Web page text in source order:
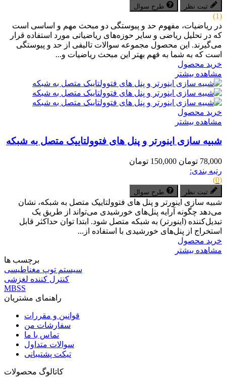
ثبت نظر طرح سوال
(1)
در ریاضیات، مفهوم حد و پیوستگی دو مبحث مهم و اساسی است
که در تحلیل ریاضی و سایر حوزه‌های ریاضیاتی مورد استفاده قرار
می‌گیرند. این محصول مجموعه سوالات تالیفی از حد و پیوستگی
است که به شما به فهم بهتر این مبحث ریاضیات و...
خرید محصول
مشاهده بیشتر
خرید محصول
مشاهده بیشتر
شبیه سازی اینورتر و پنل های فتوولتاییک متصل به شبکه
78,000 تومان
150,000 تومان
رتبه بندی:
(0)
ثبت نظر طرح سوال
شبیه سازی اینورتر و پنل های فتوولتاییک متصل به شبکه، نشان
می‌دهد چگونه آرایه پنل‌های خورشیدی می‌تواند از طریق یک
تبدیل‌کننده (اینورتر) به شبکه متصل شود. ابتدا توان حداکثر قابل
استخراج از پنل‌های خورشیدی با استفاده از...
خرید محصول
مشاهده بیشتر
برچسب ها
سیستم توپ مغناطیسی
کنترل کننده لغزشی
MBSS
راهنمای مشتریان
قوانین و مقررات
سفارشات من
تماس با ما
سوالات متداول
تیکت پشتیبانی
کاتالوگ محصولات